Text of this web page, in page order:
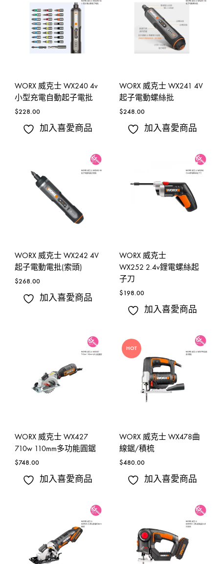
WORX 威克士 WX240 4v
小型充電自動起子電批
$228.00
加入喜愛商品
WORX 威克士 WX241 4V
起子電動螺絲批
$248.00
加入喜愛商品
WORX 威克士 WX242 4V
起子電動電批(索頭)
$268.00
加入喜愛商品
WORX 威克士
WX252 2.4v鋰電螺絲起
子刀
$198.00
加入喜愛商品
WORX 威克士 WX427
710w 110mm多功能圓鋸
$748.00
加入喜愛商品
HOT
WORX 威克士 WX478曲
線鋸/積梳
$480.00
加入喜愛商品